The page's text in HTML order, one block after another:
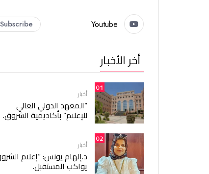
Youtube
Subscribe
أخر الأخبار
01
أخبار
“المعهد الدولي العالي
للإعلام” بأكاديمية الشروق.
02
أخبار
د.إلهام يونس: “إعلام
يواكب المستقبل.